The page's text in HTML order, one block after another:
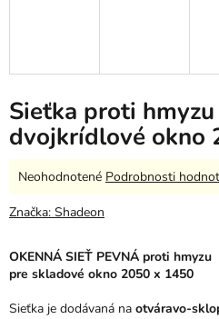
Sieťka proti
dvojkrídlové okno
OKENNÁ SIEŤ PEVNÁ proti hmyzu
pre skladové okno 2050 x 1450
Sieťka je dodávaná na otváravo-
Priemerné
produktu
z
5
Neohodnotené Podrobnosti
Značka: Shadeon